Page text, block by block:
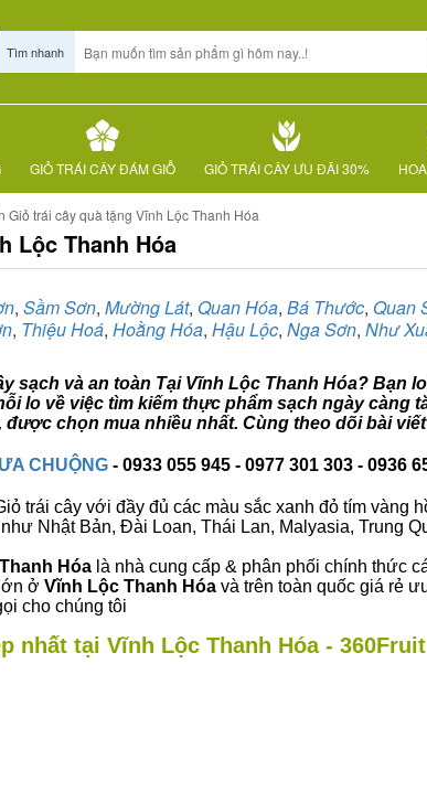
Tìm nhanh
GIỎ TRÁI CÂY ĐÁM GIỖ GIỎ TRÁI CÂY ƯU ĐÃI 30%
Giỏ trái cây quà tặng Vĩnh Lộc Thanh Hóa
Lộc Thanh Hóa
, Sầm Sơn, Mường Lát, Quan Hóa, Bá Thước, Quan
, Thiệu Hoá, Hoằng Hóa, Hậu Lộc, Nga Sơn, Như
sạch và an toàn Tại Vĩnh Lộc Thanh Hóa? Bạn
lo về việc tìm kiếm thực phẩm sạch ngày càng
chọn mua nhiều nhất. Cùng theo dõi bài
CHUỘNG - 0933 055 945 - 0977 301 303 - 0936
trái cây với đầy đủ các màu sắc xanh đỏ tím vàng
Nhật Bản, Đài Loan, Thái Lan, Malyasia, Trung
Hóa là nhà cung cấp & phân phối chính thức
ở Vĩnh Lộc Thanh Hóa và trên toàn quốc giá rẻ
cho chúng tôi
nhất tại Vĩnh Lộc Thanh Hóa - 360Fruit